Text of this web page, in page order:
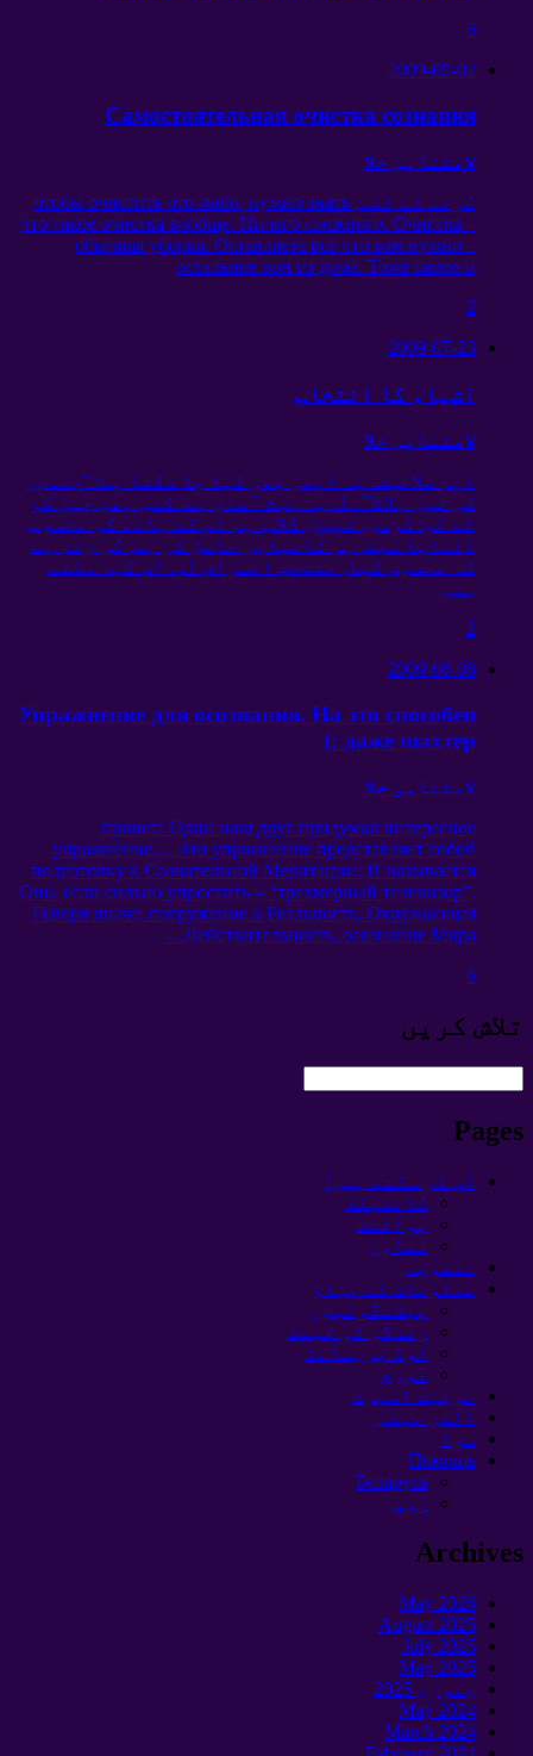
6
2009-09-02
Самостоятельная очистка сознания
لامتناہی خلا
کرنے کے لئے,
чтобы очистить что-либо, нужно знать
что такое очистка вообще. Ничего сложного. Очистка –
обычная уборка. Оставляете все что вам нужно –
остальное вон из дома. Тоже самое и
2
2009-07-23
اشیاء کا انتخاب
لامتناہی خلا
اہم صلاحیت. یہ ابھی بھی کہا جا سکتا ہے: “جلدوں
کی تین ہلاک” . 1. یہ بہت آسان ہے. کسی بھی چیز کو
لے لو: کرسی, ٹیبل, گلاس. ہم اس کے ہاتھ کو محسوس,
اٹھایا سیٹ, ہم کامیابی حاصل کی ہے, کی رقم ہے
کہ محسوس کیا, منتخب اعتراض آپ. آپ کہہ سکتے
ہیں
2
2009-06-08
Упражнение для осознания. На это способен
даже шахтер
:)
لامتناہی خلا
привет! Один наш друг придумал интересное
упражнение… Это упражнение представляет собой
подготовку к Сознательной Медитации. И называется
Оно, если сильно упростить – “трехмерный телевизор”.
Говоря иначе: погружение в Реальность, Окружающая
Действительность, осознание Мира
…
6
تلاش کریں
Pages
آپ کر سکتے ہیں!
کانٹیکٹ
پوائنٹ
تعاون
منصوبہ
معلومات کے بہاؤ
پیشنگوئیوں
زندگی کی قیمت
لوڈ برہمانڈ
فورم
تربیت اسپرٹ
الٹی میٹم
سزا
Помощь
Беларусь
روس
Archives
May 2026
August 2025
July 2025
May 2025
جنوری 2025
May 2024
March 2024